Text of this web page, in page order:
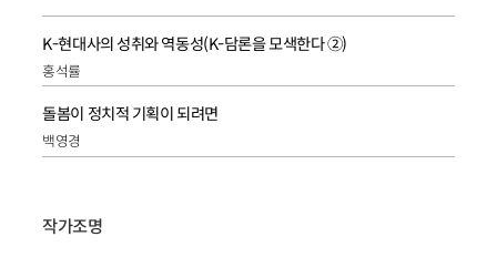
K-현대사의 성취와 역동성(K-담론을 모색한다 ②)
홍석률
돌봄이 정치적 기획이 되려면
백영경
작가조명